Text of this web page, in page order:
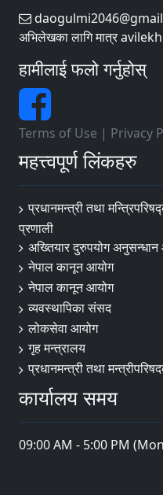
अभिलेखका लागि मात्र
हामीलाई फलो गर्नुहोस्
Terms of Use | Privacy
महत्त्वपूर्ण लिंकहरु
प्रधानमन्त्री तथा
प्रणाली
अख्तियार दुरुपयोग
नेपाल कानून आयोग
नेपाल कानून आयोग
व्यवस्थापिका संसद
लोकसेवा आयोग
गृह मन्त्रालय
प्रधानमन्त्री तथा
कार्यालय समय
09:00 AM - 5:00 PM